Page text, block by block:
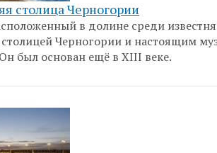
столица Черногории
в долине среди
Черногории и настоящим
был основан ещё в XIII веке.